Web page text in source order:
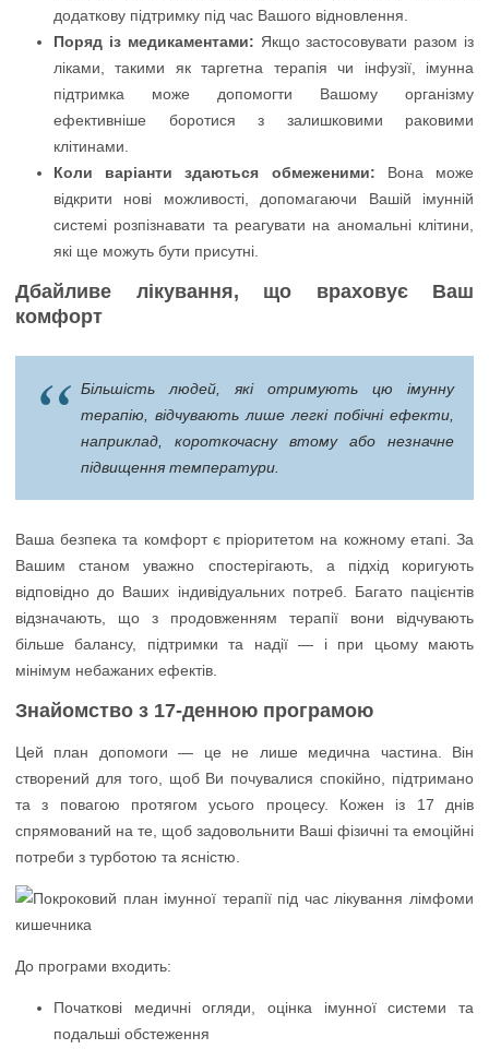
додаткову підтримку під час Вашого відновлення.
Поряд із медикаментами: Якщо застосовувати разом із
ліками, такими як таргетна терапія чи інфузії, імунна
підтримка може допомогти Вашому організму
ефективніше боротися з залишковими раковими
клітинами.
Коли варіанти здаються обмеженими: Вона може
відкрити нові можливості, допомагаючи Вашій імунній
системі розпізнавати та реагувати на аномальні клітини,
які ще можуть бути присутні.
Дбайливе лікування, що враховує Ваш
комфорт
Більшість людей, які отримують цю імунну
терапію, відчувають лише легкі побічні ефекти,
наприклад, короткочасну втому або незначне
підвищення температури.
Ваша безпека та комфорт є пріоритетом на кожному етапі. За
Вашим станом уважно спостерігають, а підхід коригують
відповідно до Ваших індивідуальних потреб. Багато пацієнтів
відзначають, що з продовженням терапії вони відчувають
більше балансу, підтримки та надії — і при цьому мають
мінімум небажаних ефектів.
Знайомство з 17-денною програмою
Цей план допомоги — це не лише медична частина. Він
створений для того, щоб Ви почувалися спокійно, підтримано
та з повагою протягом усього процесу. Кожен із 17 днів
спрямований на те, щоб задовольнити Ваші фізичні та емоційні
потреби з турботою та ясністю.
До програми входить:
Початкові медичні огляди, оцінка імунної системи та
подальші обстеження